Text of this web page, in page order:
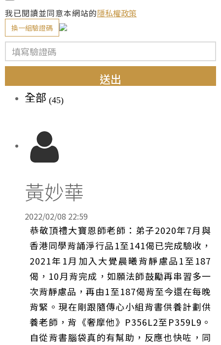
我已閱讀並同意本網站的隱私權政策
換一組驗證碼
送出
全部 (45)
黃妙華
2022/02/08 22:59
恭敬頂禮大寶恩師老師：弟子2020年7月與
香港同學背誦淨行品1至141偈已完成驗收，
2021年1月加入大覺晨曦背靜慮品1至187
偈，10月背完成，如願法師鼓勵再串習多一
次背靜慮品，再由1至187偈背至今還在每晚
背緊。現在剛跟隨傳心小組背書供養計劃供
養老師，背《奢摩他》P356L2至P359L9。
自從背書腦袋真的有幫助，反應也快咗，同